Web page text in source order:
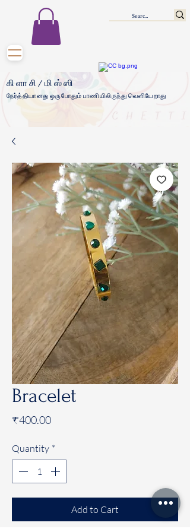
கிளாசி/மிஸ்ஸி
நேர்த்தியானது ஒருபோதும் பாணியிலிருந்து வெளியேறாது
Bracelet
₹400.00Price
Quantity *
Add to Cart